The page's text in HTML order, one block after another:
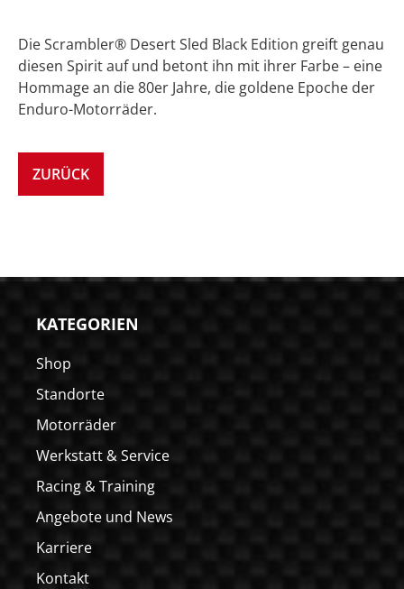
Die Scrambler® Desert Sled Black Edition greift genau
diesen Spirit auf und betont ihn mit ihrer Farbe – eine
Hommage an die 80er Jahre, die goldene Epoche der
Enduro-Motorräder.
ZURÜCK
KATEGORIEN
Shop
Standorte
Motorräder
Werkstatt & Service
Racing & Training
Angebote und News
Karriere
Kontakt